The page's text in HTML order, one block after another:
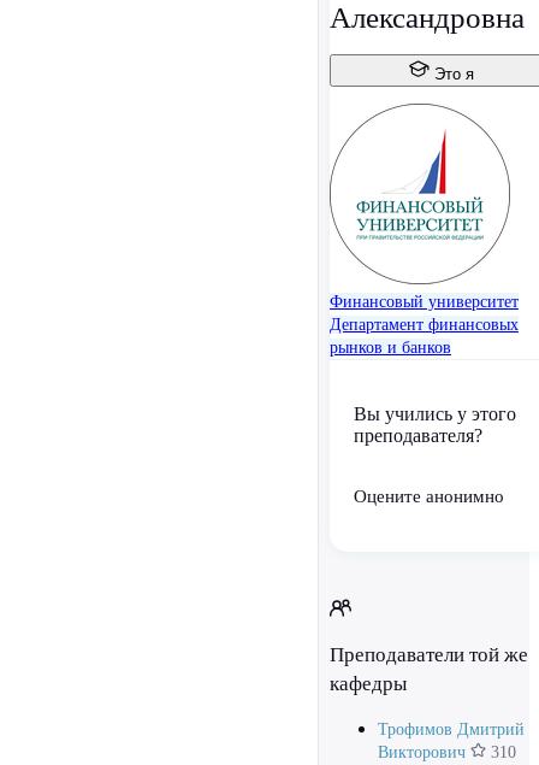
Александровна
Это я
Финансовый университет
Департамент финансовых
рынков и банков
Вы учились у этого
преподавателя?
Оцените анонимно
Преподаватели той же
кафедры
Трофимов Дмитрий
Викторович
310